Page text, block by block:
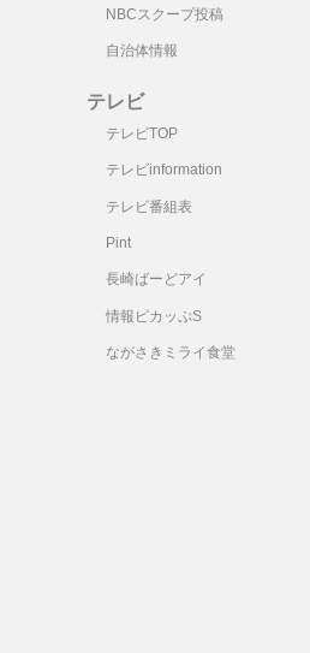
NBCスクープ投稿
自治体情報
テレビ
テレビTOP
テレビinformation
テレビ番組表
Pint
長崎ばーどアイ
情報ピカッぷS
ながさきミライ食堂